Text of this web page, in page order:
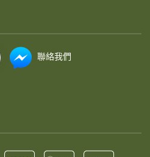
聯絡我們